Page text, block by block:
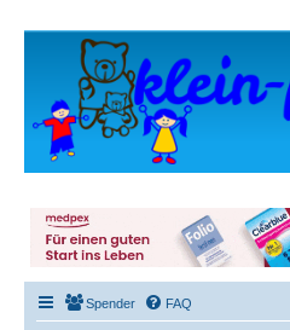
Spender FAQ